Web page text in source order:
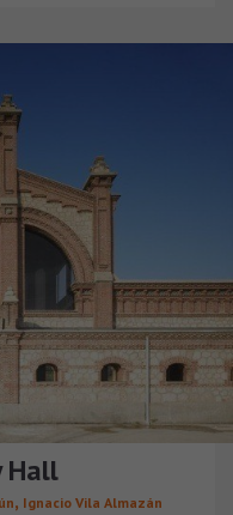
Hall
, Ignacio Vila Almazán